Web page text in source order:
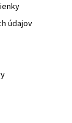
údajov